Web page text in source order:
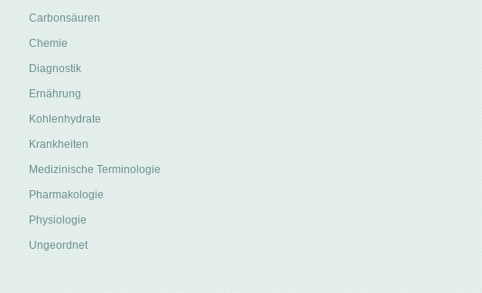
Carbonsäuren
Chemie
Diagnostik
Ernährung
Kohlenhydrate
Krankheiten
Medizinische Terminologie
Pharmakologie
Physiologie
Ungeordnet